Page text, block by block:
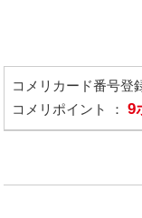
コメリカード番号登
コメリポイント ： 9